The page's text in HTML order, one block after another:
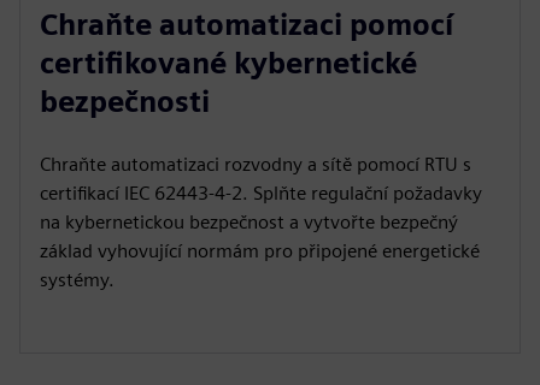
Chraňte automatizaci pomocí
certifikované kybernetické
bezpečnosti
Chraňte automatizaci rozvodny a sítě pomocí RTU s
certifikací IEC 62443‑4‑2. Splňte regulační požadavky
na kybernetickou bezpečnost a vytvořte bezpečný
základ vyhovující normám pro připojené energetické
systémy.